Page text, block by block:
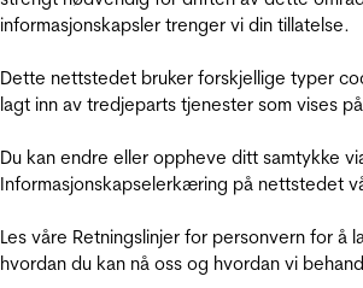
informasjonskapsler trenger vi din tillatelse.
Dette nettstedet bruker forskjellige typer
lagt inn av tredjeparts tjenester som vises
Du kan endre eller oppheve ditt samtykke
Informasjonskapselerkæring på nettstedet
Les våre Retningslinjer for personvern for å
hvordan du kan nå oss og hvordan vi